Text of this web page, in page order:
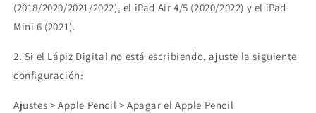
(2018/2020/2021/2022), el iPad Air 4/5 (2020/2022) y el iPad
Mini 6 (2021).
2. Si el Lápiz Digital no está escribiendo, ajuste la siguiente
configuración:
Ajustes > Apple Pencil > Apagar el Apple Pencil